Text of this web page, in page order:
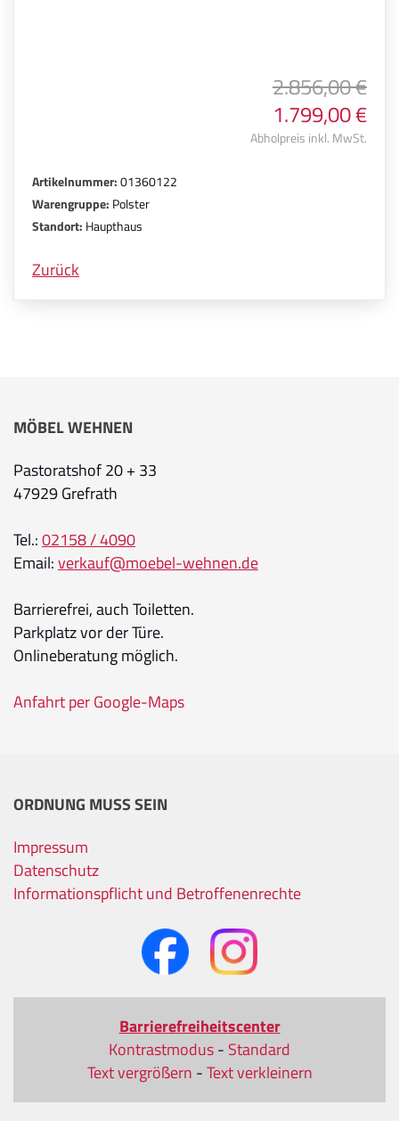
2.856,00 €
1.799,00 €
Abholpreis inkl. MwSt.
Artikelnummer:01360122
Warengruppe: Polster
Standort: Haupthaus
Zurück
MÖBEL WEHNEN
Pastoratshof 20 + 33
47929 Grefrath
Tel.:02158 / 4090
Email:verkauf@moebel-wehnen.de
Barrierefrei, auch Toiletten.
Parkplatz vor der Türe.
Onlineberatung möglich.
Anfahrt per Google-Maps
ORDNUNG MUSS SEIN
Impressum
Datenschutz
Informationspflicht und Betroffenenrechte
Barrierefreiheitscenter
Kontrastmodus- Standard
Text vergrößern -Text verkleinern